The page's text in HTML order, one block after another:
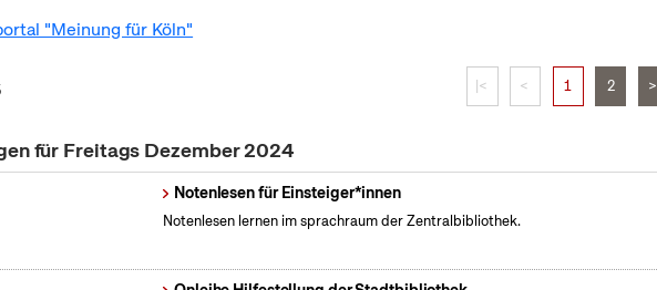
"Meinung für Köln"
|< < 1 2 >
für Freitags Dezember 2024
Notenlesen für Einsteiger*innen
Notenlesen lernen im sprachraum der Zentralbibliothek.